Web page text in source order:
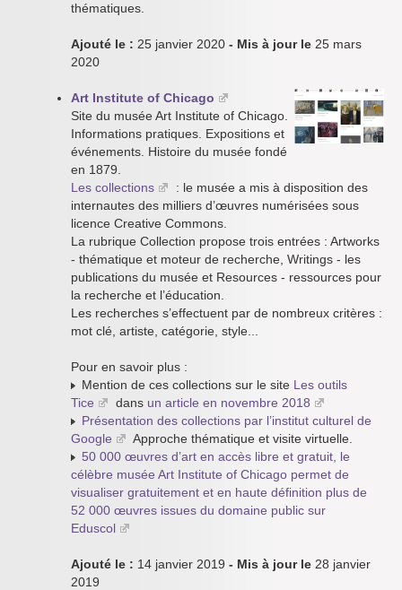
thématiques.
Ajouté le : 25 janvier 2020 - Mis à jour le 25 mars
2020
Art Institute of Chicago
Site du musée Art Institute of Chicago.
Informations pratiques. Expositions et
événements. Histoire du musée fondé
en 1879.
Les collections
: le musée a mis à disposition des
internautes des milliers d’œuvres numérisées sous
licence Creative Commons.
La rubrique Collection propose trois entrées : Artworks
- thématique et moteur de recherche, Writings - les
publications du musée et Resources - ressources pour
la recherche et l’éducation.
Les recherches s’effectuent par de nombreux critères :
mot clé, artiste, catégorie, style...
Pour en savoir plus :
Mention de ces collections sur le site Les outils
Tice
dans un article en novembre 2018
Présentation des collections par l’institut culturel de
Google
Approche thématique et visite virtuelle.
50 000 œuvres d’art en accès libre et gratuit, le
célèbre musée Art Institute of Chicago permet de
visualiser gratuitement et en haute définition plus de
52 000 œuvres issues du domaine public sur
Eduscol
Ajouté le : 14 janvier 2019 - Mis à jour le 28 janvier
2019